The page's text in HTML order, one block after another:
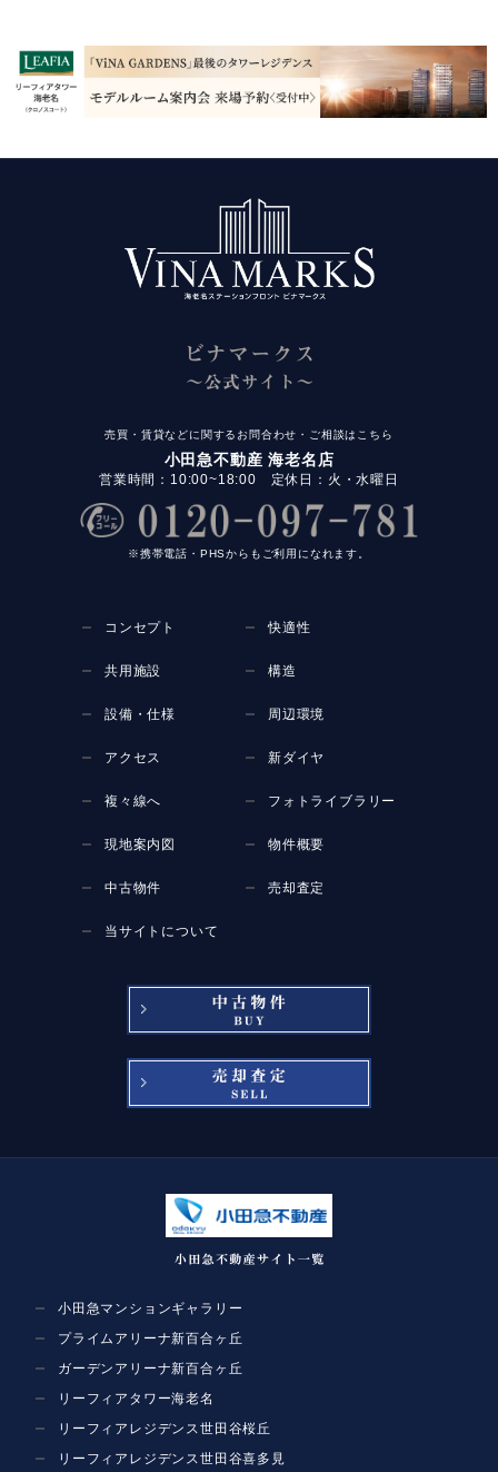
売買・賃貸などに関するお問合わせ・ご相談はこちら
小田急不動産 海老名店
営業時間：10:00~18:00 定休日：火・水曜日
※携帯電話・PHSからもご利用になれます。
コンセプト 快適性
共用施設 構造
設備・仕様 周辺環境
アクセス 新ダイヤ
複々線へ フォトライブラリー
現地案内図 物件概要
中古物件 売却査定
当サイトについて
小田急マンションギャラリー
プライムアリーナ新百合ヶ丘
ガーデンアリーナ新百合ヶ丘
リーフィアタワー海老名
リーフィアレジデンス世田谷桜丘
リーフィアレジデンス世田谷喜多見